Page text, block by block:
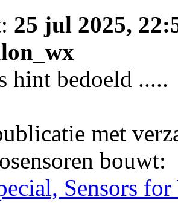
25 jul 2025,
hint bedoeld .....
met
bouwt:
Sensors